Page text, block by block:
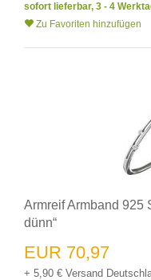
sofort lieferbar, 3 - 4
Zu Favoriten hinzufügen
Armreif Armband 925
dünn“
EUR 70,97
+ 5,90 € Versand